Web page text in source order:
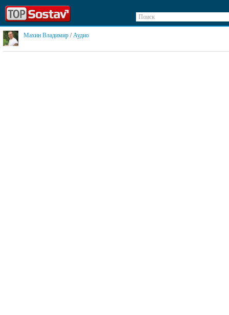
Поиск
Махин Владимир /Аудио